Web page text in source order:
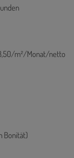
m²/Monat/netto
Bonität)